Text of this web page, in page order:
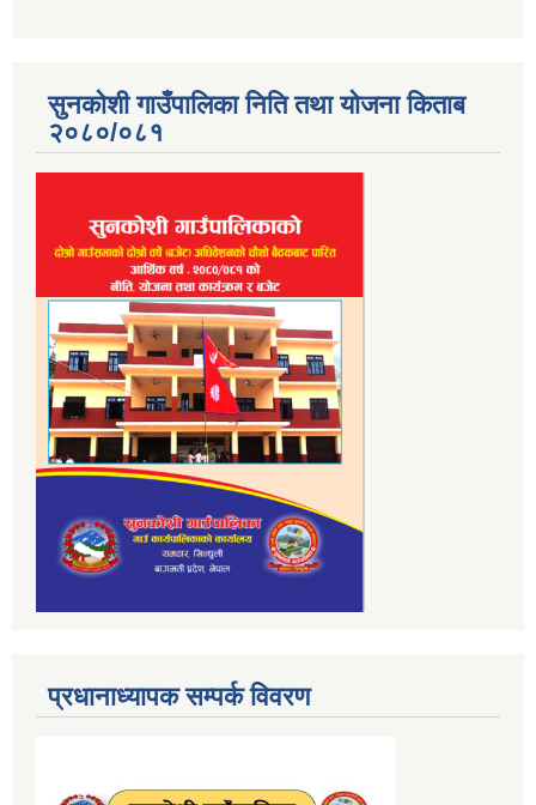
सुनकोशी गाउँपालिका निति तथा योजना किताब
२०८०/०८१
प्रधानाध्यापक सम्पर्क विवरण